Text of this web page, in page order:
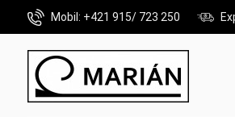
Mobil: +421 915/ 723 250